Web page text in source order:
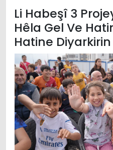
Li Habeşî 3
Hêla Gel Ve
Hatine Diyarkirin